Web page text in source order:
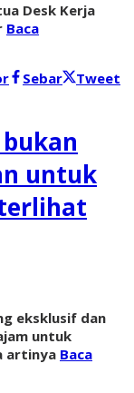
Desk Kerja
Baca
Sebar Tweet
untuk
eksklusif dan
untuk
artinya Baca